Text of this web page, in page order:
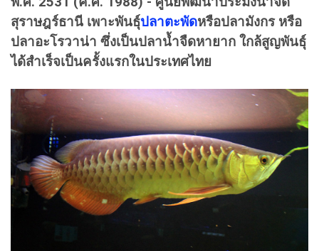
สุราษฎร์ธานี เพาะพันธุ์ปลาตะพัดหรือปลามังกร หรือ
ปลาอะโรวาน่า ซึ่งเป็นปลาน้ำจืดหายาก ใกล้สูญพันธุ์
ได้สำเร็จเป็นครั้งแรกในประเทศไทย